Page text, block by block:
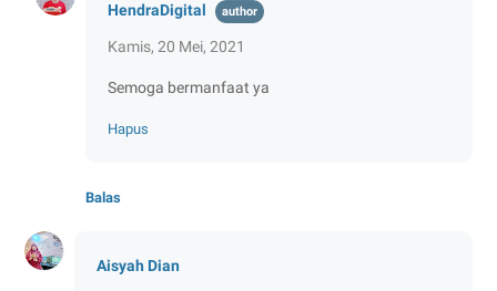
HendraDigital
Kamis, 20 Mei, 2021
Semoga bermanfaat ya
Hapus
Balas
Aisyah Dian